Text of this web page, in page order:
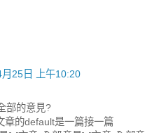
25日 上午10:20
部的意見?
章的default是一篇接一篇